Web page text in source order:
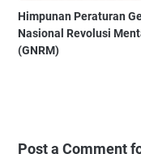
Himpunan Peraturan
Nasional Revolusi
(GNRM)
Post a Comment